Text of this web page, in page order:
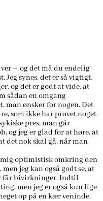
– og det må du endelig
Jeg synes, det er så vigtigt,
og det er godt at vide, at
sådan en omgang
man ønsker for nogen. Det
som ikke har prøvet noget
pres, man går
og jeg er glad for at høre, at
det nok skal gå, når man
optimistisk omkring den
jeg kan også godt se, at
får bivirkninger. Indtil
men jeg er også kun lige
op på en kær veninde,